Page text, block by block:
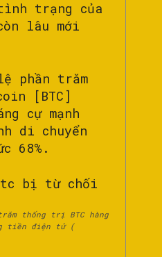
trạng của
lâu mới
phần trăm
[BTC]
cự mạnh
di chuyển
68%.
thống trị BTC hàng
tiền điện tử (